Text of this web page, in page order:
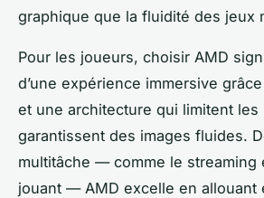
graphique que la fluidité des jeux
Pour les joueurs, choisir AMD
d’une expérience immersive
et une architecture qui limitent les
garantissent des images fluides.
multitâche — comme le streaming
jouant — AMD excelle en allouant